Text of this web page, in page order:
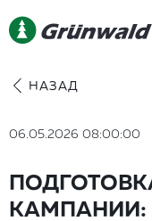
НАЗАД
06.05.2026 08:00:00
КАМПАНИИ: